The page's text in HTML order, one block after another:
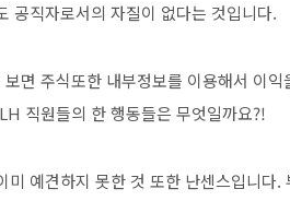
공직자로서의 자질이 없다는 것입니다.
면 주식또한 내부정보를 이용해서 이
직원들의 한 행동들은 무엇일까요?!
미 예견하지 못한 것 또한 난센스입니다